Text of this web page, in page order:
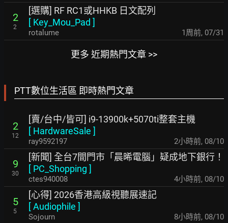
2
2
[選購] RF RC1或HHKB 日文配列
[ Key_Mou_Pad ]
rotalume 1周前, 07/31
更多 近期熱門文章 >>
PTT數位生活區 即時熱門文章
2
12
[賣/台中/皆可] i9-13900k+5070ti整套主機
[ HardwareSale ]
ray9592197 2小時前, 08/10
9
30
[新聞] 全台7間門市「晨晞電腦」疑成地下銀行！
[ PC_Shopping ]
ctes940008 4小時前, 08/10
5
5
[心得] 2026香港高級視聽展速記
[Audiophile ]
Sojourn 8小時前, 08/10